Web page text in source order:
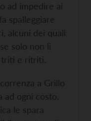
ad impedire ai
spalleggiare
alcuni dei quali
solo non li
triti e ritriti.
a Grillo
ad ogni costo.
le spara